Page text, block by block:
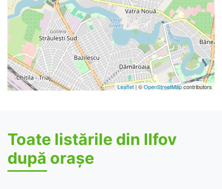
Leaflet | ©OpenStreetMapcontributors
Toate listările din Ilfov
după orașe